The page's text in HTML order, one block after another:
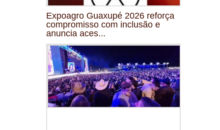
Expoagro Guaxupé 2026 reforça
compromisso com inclusão e
anuncia aces...